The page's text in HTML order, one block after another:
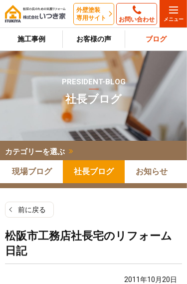
外壁塗装
専用サイト
お問い合わせ
施工事例 お客様の声 ブログ
PRESIDENT-BLOG
社長ブログ
カテゴリーを選ぶ
現場ブログ 社長ブログ お知らせ
前に戻る
松阪市工務店社長宅のリフォーム
日記
2011年10月20日